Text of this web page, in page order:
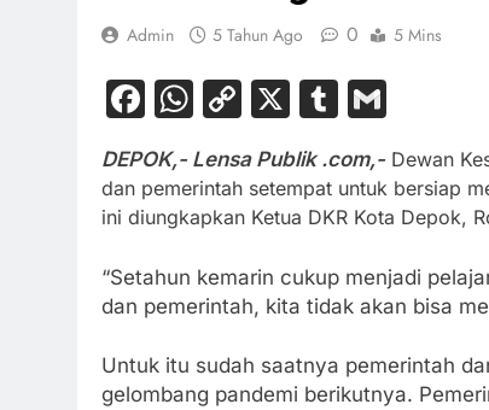
Admin 5 Tahun Ago 0 5 Mins
Facebook
WhatsApp
Copy
X Tumblr
DEPOK,- Lensa Publik .com,- Dewan
dan pemerintah setempat untuk bersiap
ini diungkapkan Ketua DKR Kota Depok,
“Setahun kemarin cukup menjadi
dan pemerintah, kita tidak akan bisa
Untuk itu sudah saatnya pemerintah
gelombang pandemi berikutnya.